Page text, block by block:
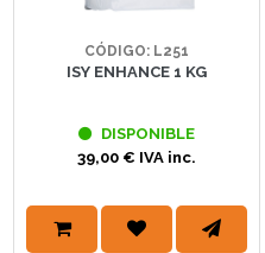
CÓDIGO: L251
ISY ENHANCE 1 KG
DISPONIBLE
39,00 € IVA inc.